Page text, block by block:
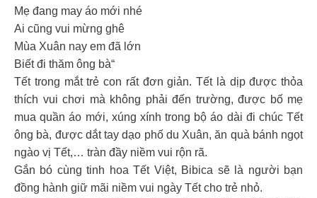
Mẹ đang may áo mới nhé
Ai cũng vui mừng ghê
Mùa Xuân nay em đã lớn
Biết đi thăm ông bà“
Tết trong mắt trẻ con rất đơn giản. Tết là dịp được thỏa
thích vui chơi mà không phải đến trường, được bố mẹ
mua quần áo mới, xúng xính trong bộ áo dài đi chúc Tết
ông bà, được dắt tay dạo phố du Xuân, ăn quà bánh ngọt
ngào vị Tết,… tràn đầy niềm vui rộn rã.
Gắn bó cùng tinh hoa Tết Việt, Bibica sẽ là người bạn
đồng hành giữ mãi niềm vui ngày Tết cho trẻ nhỏ.